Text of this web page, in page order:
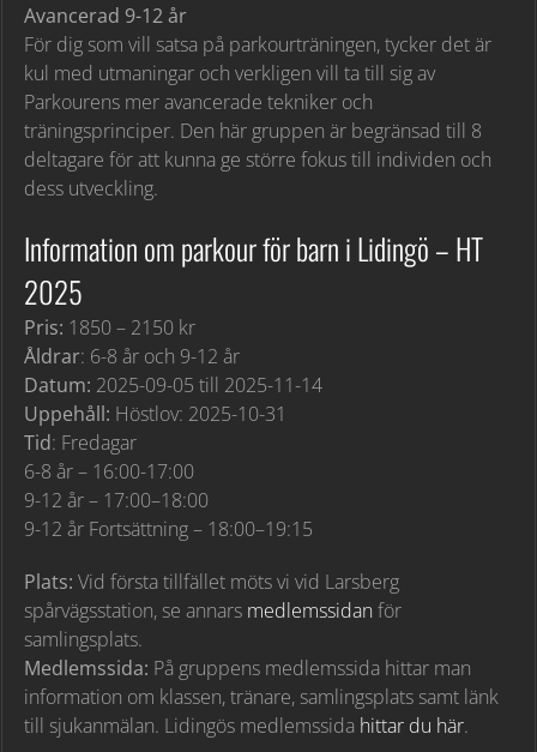
Avancerad 9-12 år
För dig som vill satsa på parkourträningen, tycker det är
kul med utmaningar och verkligen vill ta till sig av
Parkourens mer avancerade tekniker och
träningsprinciper. Den här gruppen är begränsad till 8
deltagare för att kunna ge större fokus till individen och
dess utveckling.
Information om parkour för barn i Lidingö – HT
2025
Pris: 1850 – 2150 kr
Åldrar: 6-8 år och 9-12 år
Datum: 2025-09-05 till 2025-11-14
Uppehåll: Höstlov: 2025-10-31
Tid: Fredagar
6-8 år – 16:00-17:00
9-12 år – 17:00–18:00
9-12 år Fortsättning – 18:00–19:15
Plats: Vid första tillfället möts vi vid Larsberg
spårvägsstation, se annars medlemssidan för
samlingsplats.
Medlemssida: På gruppens medlemssida hittar man
information om klassen, tränare, samlingsplats samt länk
till sjukanmälan. Lidingös medlemssida hittar du här.